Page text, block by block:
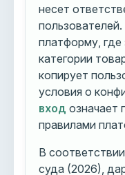
несет
пользователей.
платформу,
категории
копирует
условия о
вход означает
правилами
В
суда (2026),